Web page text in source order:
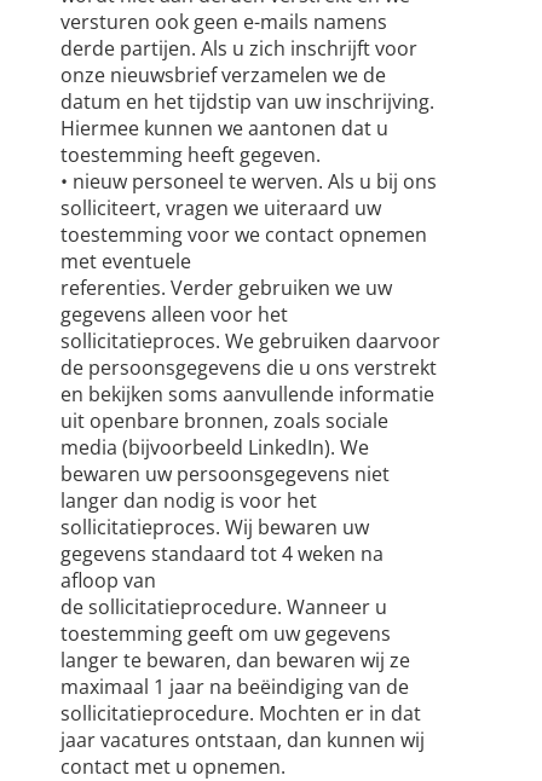
versturen ook geen e-mails namens
derde partijen. Als u zich inschrijft voor
onze nieuwsbrief verzamelen we de
datum en het tijdstip van uw inschrijving.
Hiermee kunnen we aantonen dat u
toestemming heeft gegeven.
• nieuw personeel te werven. Als u bij ons
solliciteert, vragen we uiteraard uw
toestemming voor we contact opnemen
met eventuele
referenties. Verder gebruiken we uw
gegevens alleen voor het
sollicitatieproces. We gebruiken daarvoor
de persoonsgegevens die u ons verstrekt
en bekijken soms aanvullende informatie
uit openbare bronnen, zoals sociale
media (bijvoorbeeld LinkedIn). We
bewaren uw persoonsgegevens niet
langer dan nodig is voor het
sollicitatieproces. Wij bewaren uw
gegevens standaard tot 4 weken na
afloop van
de sollicitatieprocedure. Wanneer u
toestemming geeft om uw gegevens
langer te bewaren, dan bewaren wij ze
maximaal 1 jaar na beëindiging van de
sollicitatieprocedure. Mochten er in dat
jaar vacatures ontstaan, dan kunnen wij
contact met u opnemen.